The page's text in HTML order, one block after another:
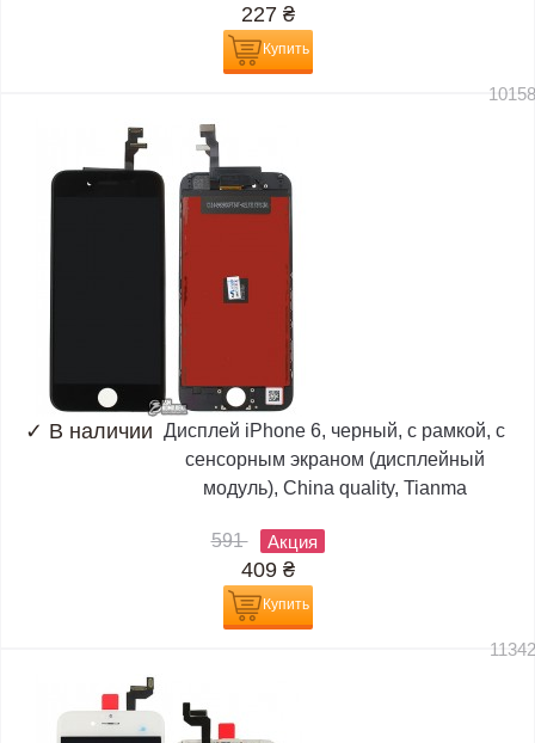
227 ₴
Купить
✓ В наличии Дисплей iPhone 6, черный, с рамкой, с
сенсорным экраном (дисплейный
модуль), China quality, Tianma
591 Акция
409 ₴
Купить